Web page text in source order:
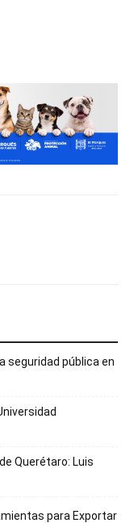
seguridad pública en
Querétaro: Luis
para Exportar